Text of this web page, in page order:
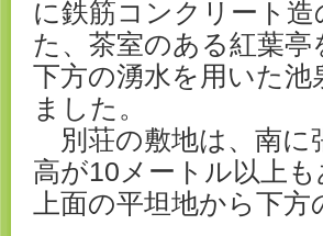
に鉄筋コンクリート
た、茶室のある紅葉
下方の湧水を用いた
ました。
別荘の敷地は、南に
高が10メートル以上
上面の平坦地から下